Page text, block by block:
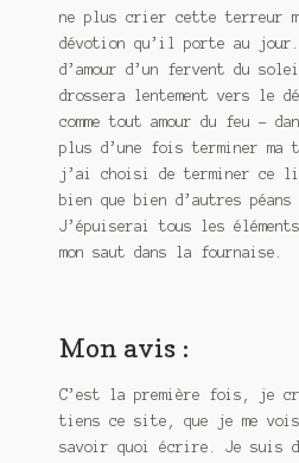
Sauver ou périr
Une baffe et ça repart
ne plus crier cette terreur
dévotion qu’il porte au
d’amour d’un fervent du
drossera lentement vers le
comme tout amour du feu –
plus d’une fois terminer ma
j’ai choisi de terminer ce
bien que bien d’autres
J’épuiserai tous les
mon saut dans la fournaise.
Mon avis :
C’est la première fois, je
tiens ce site, que je me vois
savoir quoi écrire. Je suis